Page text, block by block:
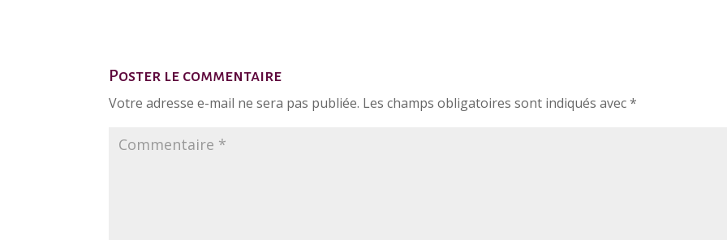
Poster le commentaire
Votre adresse e-mail ne sera pas publiée. Les champs obligatoires sont indiqués avec*